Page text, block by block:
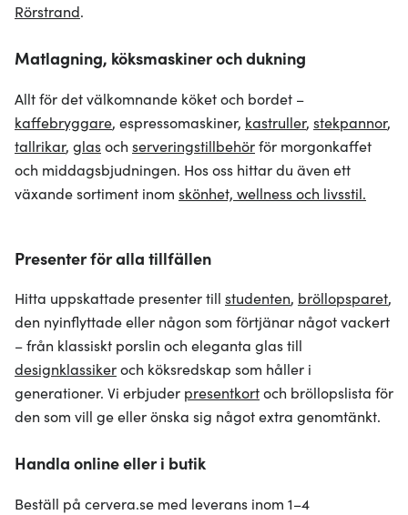
Rörstrand.
Matlagning, köksmaskiner och dukning
Allt för det välkomnande köket och bordet –
kaffebryggare, espressomaskiner, kastruller, stekpannor,
tallrikar, glasoch serveringstillbehörför morgonkaffet
och middagsbjudningen. Hos oss hittar du även ett
växande sortiment inom skönhet, wellness och livsstil.
Presenter för alla tillfällen
Hitta uppskattade presenter till studenten, bröllopsparet,
den nyinflyttade eller någon som förtjänar något vackert
– från klassiskt porslin och eleganta glas till
designklassikeroch köksredskap som håller i
generationer. Vi erbjuder presentkortoch bröllopslista för
den som vill ge eller önska sig något extra genomtänkt.
Handla online eller i butik
Beställ på cervera.se med leverans inom 1–4